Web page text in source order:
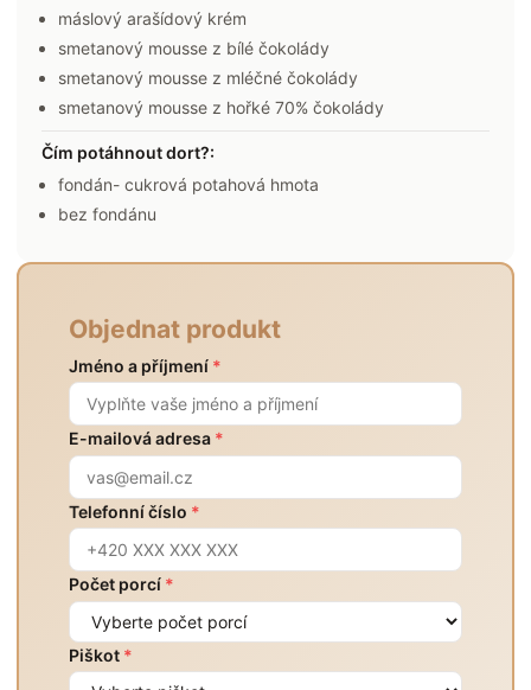
máslový arašídový krém
smetanový mousse z bílé čokolády
smetanový mousse z mléčné čokolády
smetanový mousse z hořké 70% čokolády
Čím potáhnout dort?:
fondán- cukrová potahová hmota
bez fondánu
Objednat produkt
Jméno a příjmení *
E-mailová adresa *
Telefonní číslo *
Počet porcí *
Piškot *